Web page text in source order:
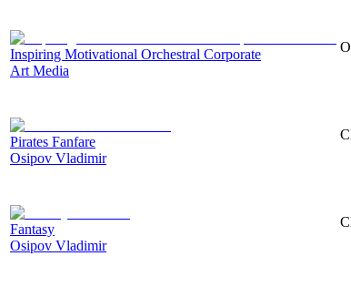
Inspiring Motivational Orchestral Corporate
Art Media
Pirates Fanfare
Osipov Vladimir
Fantasy
Osipov Vladimir